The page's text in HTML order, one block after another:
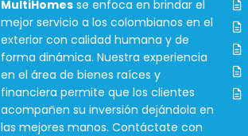
MultiHomesse enfoca en brindar el
mejor servicio a los colombianos en el
exterior con calidad humana y de
forma dinámica. Nuestra experiencia
en el área de bienes raíces y
financiera permite que los clientes
acompañen su inversión dejándola en
las mejores manos. Contáctate con